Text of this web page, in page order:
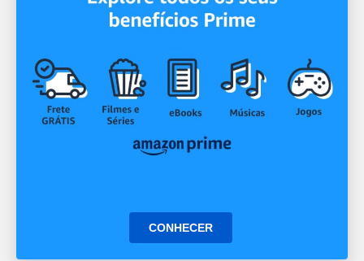
CONHECER